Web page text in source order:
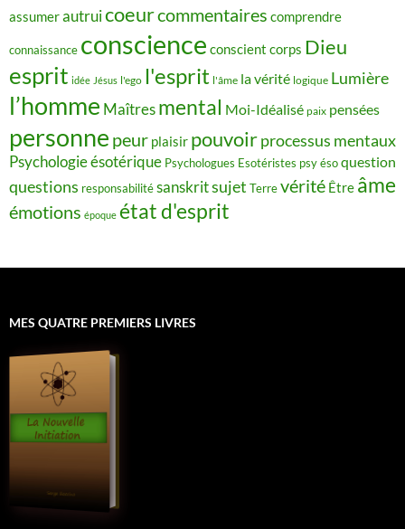
assumerautruicoeurcommentaires comprendre
connaissance conscience conscient corps Dieu
esprit idée Jésus l'ego l'esprit l'âme la vérité logique Lumière
l’homme Maîtres mental Moi-Idéalisé paix pensées
personne peur plaisir pouvoirprocessus mentaux
Psychologie ésotérique Psychologues Esotéristes psy ésoquestion
questions responsabilitésanskritsujet Terrevérité Être âme
émotions époque état d'esprit
MES QUATRE PREMIERS LIVRES